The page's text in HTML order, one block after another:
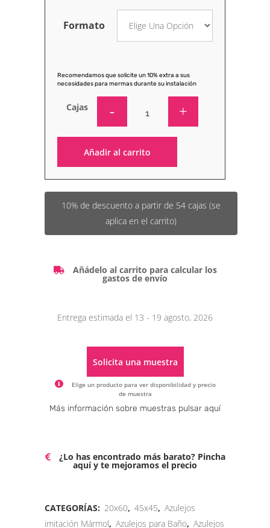
Formato
Recomendamos que solicite un 10% extra a sus
necesidades para mermas durante su instalación
Cajas
Añadir al carrito
10% de descuento a partir de 54 cajas (se
aplica en el carrito)
Añádelo al carrito para calcular los
gastos de envío
Entrega estimada el 13 - 19 agosto, 2026
Solicita una muestra
Elige un producto para ver disponibilidad y precio
de muestra
Alternative:
Más información sobre muestras pulsar aquí
¿Lo has encontrado más barato? Pincha
aquí y te mejoramos el precio
CATEGORÍAS: 20x60, 45x45, Azulejos
imitación Mármol, Azulejos para Baño, Azulejos